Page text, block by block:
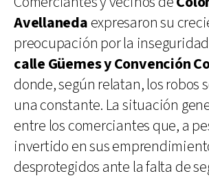
Avellaneda expresaron su
preocupación por la
calle Güemes y Convención
donde, según relatan, los robos
una constante. La situación
entre los comerciantes que, a
invertido en sus
desprotegidos ante la falta de